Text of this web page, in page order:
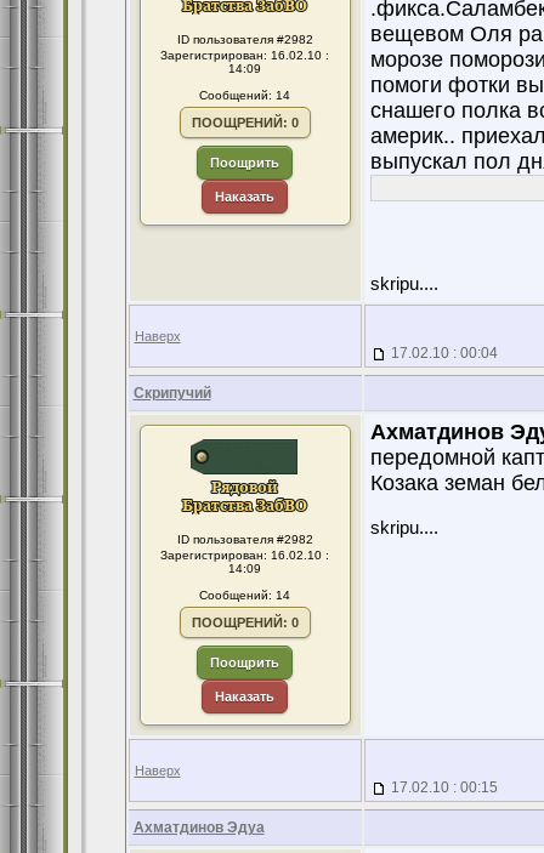
ID пользователя #2982
Зарегистрирован: 16.02.10 :
14:09
Сообщений: 14
ПООЩРЕНИЙ: 0
Поощрить
Наказать
вещевом Оля
морозе
помоги фотки
снашего полка
америк..
выпускал пол
skripu....
Наверх
17.02.10 : 00:04
Скрипучий
ID пользователя #2982
Зарегистрирован: 16.02.10 :
14:09
Сообщений: 14
ПООЩРЕНИЙ: 0
Поощрить
Наказать
Ахматдинов
передомной
Козака земан
skripu....
Наверх
17.02.10 : 00:15
Ахматдинов Эдуа